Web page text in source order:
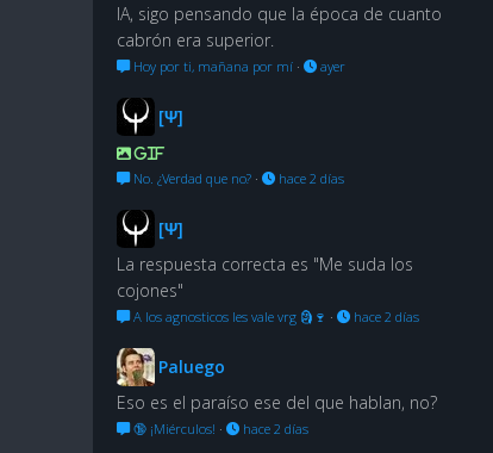
IA, sigo pensando que la época de cuanto
cabrón era superior.
Hoy por ti, mañana por mí · ayer
[Ψ]
GIF
No. ¿Verdad que no? · hace 2 días
[Ψ]
La respuesta correcta es "Me suda los
cojones"
A los agnosticos les vale vrg 🗿🍷 · hace 2 días
Paluego
Eso es el paraíso ese del que hablan, no?
🔞 ¡Miérculos! · hace 2 días